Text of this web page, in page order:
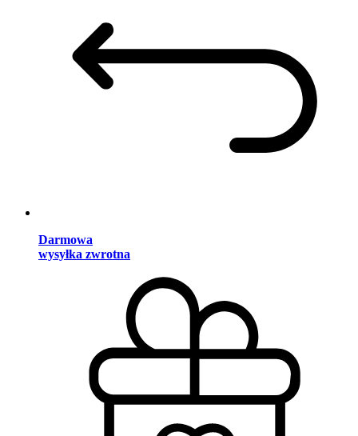
Darmowa
wysyłka zwrotna